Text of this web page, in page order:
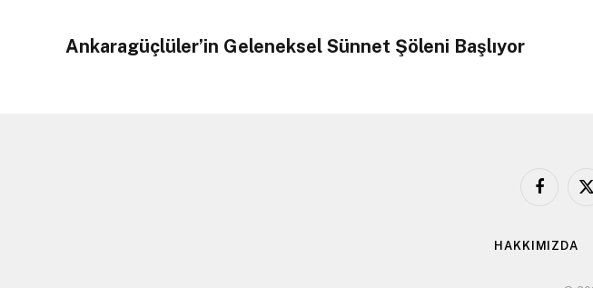
Ankaragüçlüler’in Geleneksel Sünnet Şöleni Başlıyor
Facebook
X
HAKKIMIZDA